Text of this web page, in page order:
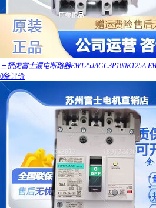
三栖虎富士漏电断路器EW125JAGC3P100K125A
0条评价